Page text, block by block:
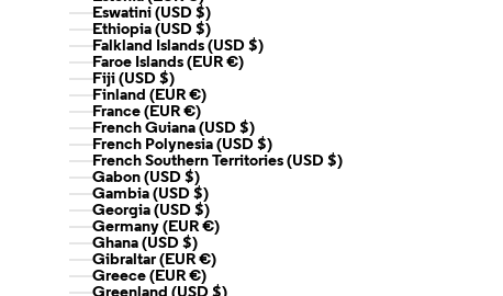
Eswatini (USD $)
Ethiopia (USD $)
Falkland Islands (USD $)
Faroe Islands (EUR €)
Fiji (USD $)
Finland (EUR €)
France (EUR €)
French Guiana (USD $)
French Polynesia (USD $)
French Southern Territories (USD $)
Gabon (USD $)
Gambia (USD $)
Georgia (USD $)
Germany (EUR €)
Ghana (USD $)
Gibraltar (EUR €)
Greece (EUR €)
Greenland (USD $)